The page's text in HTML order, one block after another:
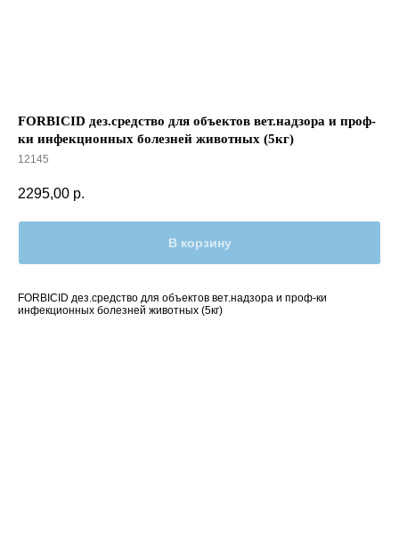
FORBICID дез.средство для объектов вет.надзора и проф-
ки инфекционных болезней животных (5кг)
12145
2295,00 р.
В корзину
FORBICID дез.средство для объектов вет.надзора и проф-ки
инфекционных болезней животных (5кг)